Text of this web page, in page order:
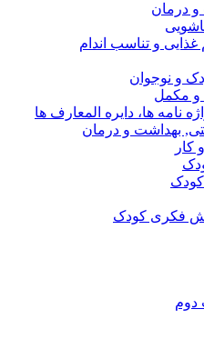
درمان
و تناسب اندام
و نوجوان
مکمل
نامه ها، دایره المعارف ها
بهداشت و درمان
فکری کودک
دوم